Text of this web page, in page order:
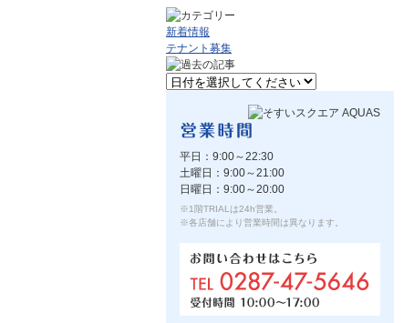
新着情報
テナント募集
平日：9:00～22:30
土曜日：9:00～21:00
日曜日：9:00～20:00
※1階TRIALは24h営業。
※各店舗により営業時間は異なります。